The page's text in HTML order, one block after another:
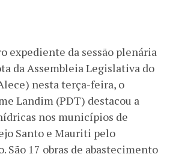
expediente da sessão plenária
da Assembleia Legislativa do
nesta terça-feira, o
Landim (PDT) destacou a
nos municípios de
Santo e Mauriti pelo
São 17 obras de abastecimento